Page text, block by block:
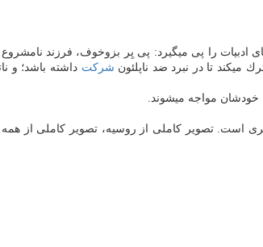
شناخته شدهترین شخصیت های دنیای ادبیات را پی میگیرد: پی یِر بزوخوف،
میكند تا در نبرد ضد ناپلئون شركت داشته باشد؛ و
خودشان مواجه میشوند.
است. تصویر كاملی از روسیه، تصویر كاملی از همه